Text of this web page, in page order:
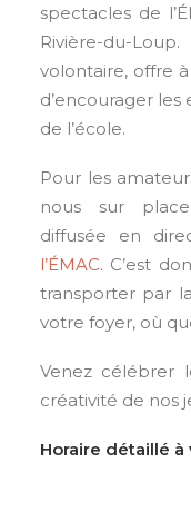
spectacles de
Rivière-du-
volontaire, offre
d’encourager
de l’école.
Pour les
nous sur
diffusée en
l’ÉMAC. C’est
transporter par
votre foyer, où
Venez célébrer
créativité de nos
Horaire détaillé à